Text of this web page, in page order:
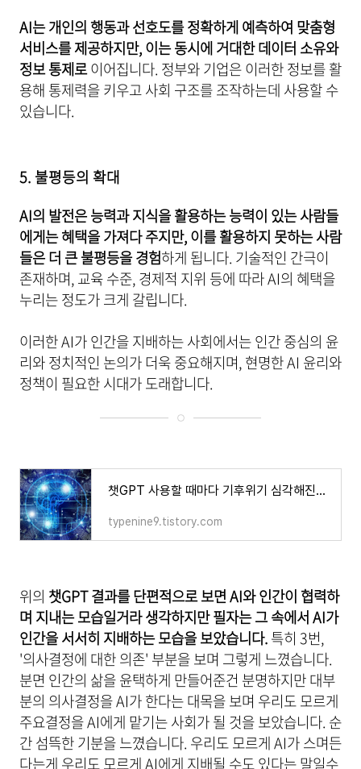
AI는 개인의 행동과 선호도를 정확하게 예측하여 맞춤형
서비스를 제공하지만, 이는 동시에 거대한 데이터 소유와
정보 통제로이어집니다. 정부와 기업은 이러한 정보를 활
용해 통제력을 키우고 사회 구조를 조작하는데 사용할 수
있습니다.
5. 불평등의 확대
AI의 발전은 능력과 지식을 활용하는 능력이 있는 사람들
에게는 혜택을 가져다 주지만, 이를 활용하지 못하는 사람
들은 더 큰 불평등을 경험하게 됩니다. 기술적인 간극이
존재하며, 교육 수준, 경제적 지위 등에 따라 AI의 혜택을
누리는 정도가 크게 갈립니다.
이러한 AI가 인간을 지배하는 사회에서는 인간 중심의 윤
리와 정치적인 논의가 더욱 중요해지며, 현명한 AI 윤리와
정책이 필요한 시대가 도래합니다.
챗GPT 사용할 때마다 기후위기 심각해진다?
typenine9.tistory.com
위의 챗GPT 결과를 단편적으로 보면 AI와 인간이 협력하
며 지내는 모습일거라 생각하지만 필자는 그 속에서 AI가
인간을 서서히 지배하는 모습을 보았습니다.특히 3번,
'의사결정에 대한 의존' 부분을 보며 그렇게 느꼈습니다.
분면 인간의 삶을 윤택하게 만들어준건 분명하지만 대부
분의 의사결정을 AI가 한다는 대목을 보며 우리도 모르게
주요결정을 AI에게 맡기는 사회가 될 것을 보았습니다. 순
간 섬뜩한 기분을 느꼈습니다. 우리도 모르게 AI가 스며든
다는게 우리도 모르게 AI에게 지배될 수도 있다는 말일수